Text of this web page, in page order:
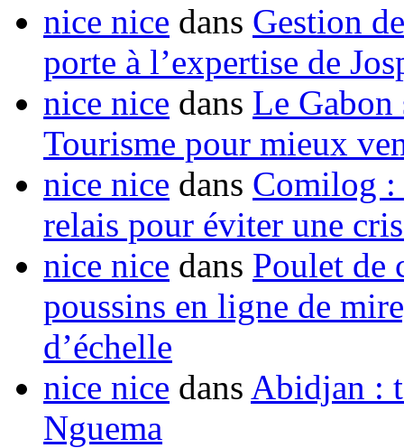
nice nice dans Gestion
porte à l’expertise de
nice nice dans Le Gabon
Tourisme pour mieux
nice nice dans Comilog :
relais pour éviter une
nice nice dans Poulet de
poussins en ligne de
d’échelle
nice nice dans Abidjan :
Nguema